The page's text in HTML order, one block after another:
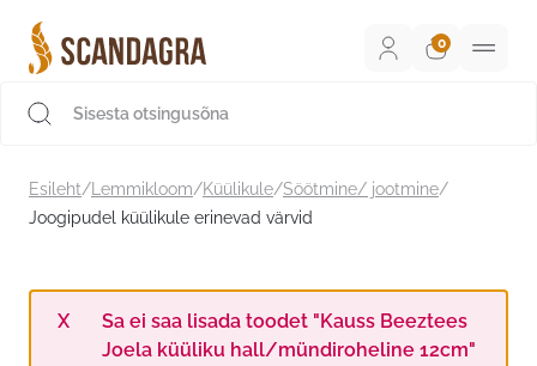
sisu
juurde
Esileht/ Lemmikloom/Küülikule/Söötmine/ jootmine/
Joogipudel küülikule erinevad värvid
Sa ei saa lisada toodet "Kauss Beeztees
Joela küüliku hall/mündiroheline 12cm"